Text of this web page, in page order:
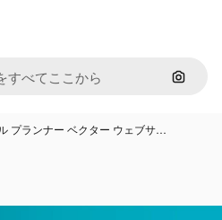
画像で
プランナー ベクター ウェブサ…